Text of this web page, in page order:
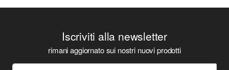
Iscriviti alla newsletter
rimani aggiornato sui nostri nuovi prodotti